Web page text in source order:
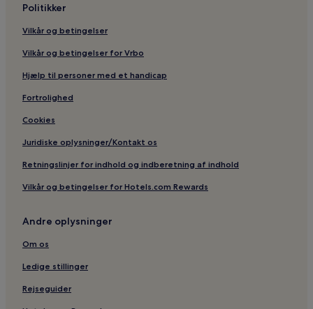
Politikker
Vilkår og betingelser
Vilkår og betingelser for Vrbo
Hjælp til personer med et handicap
Fortrolighed
Cookies
Juridiske oplysninger/Kontakt os
Retningslinjer for indhold og indberetning af indhold
Vilkår og betingelser for Hotels.com Rewards
Andre oplysninger
Om os
Ledige stillinger
Rejseguider